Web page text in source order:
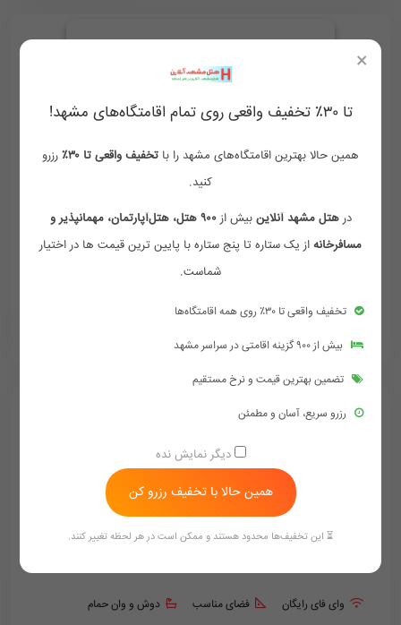
وای فای رایگان فضای مناسب دوش و وان حمام
×
تا ۳۰٪ تخفیف واقعی روی تمام اقامتگاه‌های مشهد!
همین حالا بهترین اقامتگاه‌های مشهد را با تخفیف واقعی تا ۳۰٪
رزرو
کنید.
درهتل مشهد آنلاین بیش از
۹۰۰ هتل، هتل‌آپارتمان، مهمانپذیر و
مسافرخانه از یک ستاره تا پنج ستاره با پایین ترین قیمت ها در اختیار
شماست.
تخفیف واقعی تا ۳۰٪ روی همه اقامتگاه‌ها
بیش از ۹۰۰ گزینه اقامتی در سراسر مشهد
تضمین بهترین قیمت و نرخ مستقیم
رزرو سریع، آسان و مطمئن
دیگر نمایش نده
همین حالا با تخفیف رزرو کن
⏳ این تخفیف‌ها محدود هستند و ممکن است در هر لحظه تغییر کنند.